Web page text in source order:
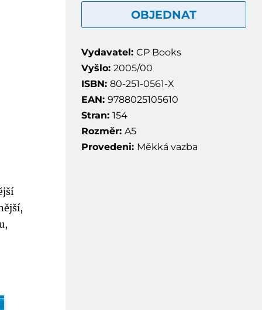
OBJEDNAT
Vydavatel: CP Books
Vyšlo: 2005/00
ISBN: 80-251-0561-X
EAN: 9788025105610
Stran: 154
Rozměr: A5
Provedeni: Měkká vazba